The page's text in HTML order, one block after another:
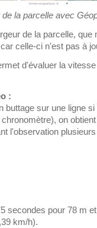
la parcelle avec
de la parcelle, que
celle-ci n'est pas à
d'évaluer la
:
buttage sur une ligne
on
l'observation
secondes pour 78 m
km/h).